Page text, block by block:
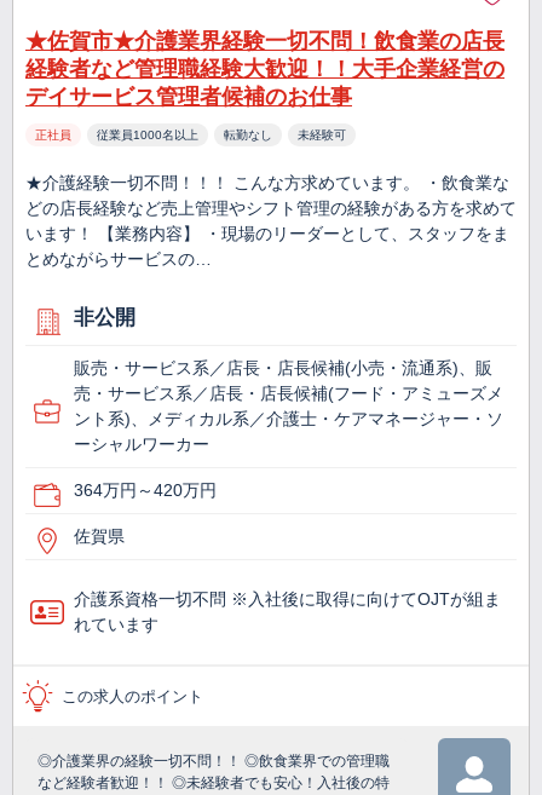
★佐賀市★介護業界経験一切不問！飲食業の店長
経験者など管理職経験大歓迎！！大手企業経営の
デイサービス管理者候補のお仕事
正社員 従業員1000名以上 転勤なし 未経験可
★介護経験一切不問！！！ こんな方求めています。 ・飲食業な
どの店長経験など売上管理やシフト管理の経験がある方を求めて
います！ 【業務内容】 ・現場のリーダーとして、スタッフをま
とめながらサービスの…
非公開
販売・サービス系／店長・店長候補(小売・流通系)、販
売・サービス系／店長・店長候補(フード・アミューズメ
ント系)、メディカル系／介護士・ケアマネージャー・ソ
ーシャルワーカー
364万円～420万円
佐賀県
介護系資格一切不問 ※入社後に取得に向けてOJTが組ま
れています
この求人のポイント
◎介護業界の経験一切不問！！ ◎飲食業界での管理職
など経験者歓迎！！ ◎未経験者でも安心！入社後の特